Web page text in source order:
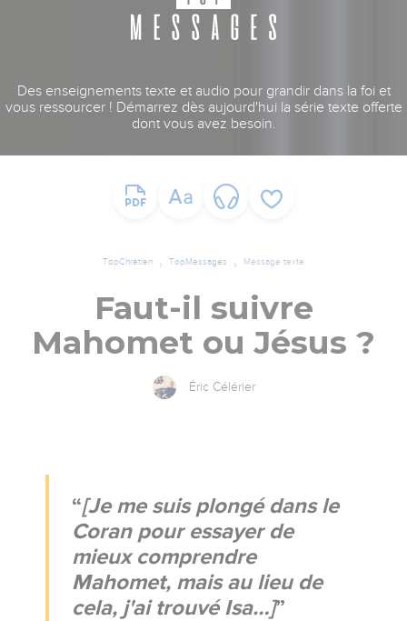
Des enseignements texte et audio pour grandir dans la foi et
vous ressourcer ! Démarrez dès aujourd'hui la série texte offerte
dont vous avez besoin.
TopChrétien TopMessages Message texte
Faut-il suivre
Mahomet ou Jésus ?
Éric Célérier
[Je me suis plongé dans le
Coran pour essayer de
mieux comprendre
Mahomet, mais au lieu de
cela, j'ai trouvé Isa…]